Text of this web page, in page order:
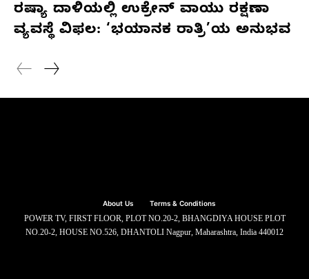
ರಷ್ಯಾ ದಾಳಿಯಲ್ಲಿ ಉಕ್ರೇನ್ ವಾಯು ರಕ್ಷಣಾ
ವ್ಯವಸ್ಥೆ ವಿಫಲ: ‘ಭಯಾನಕ ರಾತ್ರಿ’ಯ ಅನುಭವ
About Us Terms & Conditions
POWER TV, FIRST FLOOR, PLOT NO.20-2, BHANGDIYA HOUSE PLOT
NO.20-2, HOUSE NO.526, DHANTOLI Nagpur, Maharashtra, India 440012